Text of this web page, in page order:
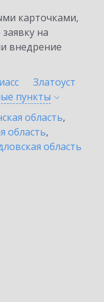
карточками,
на
внедрение
Златоуст
пункты
область,
область,
область